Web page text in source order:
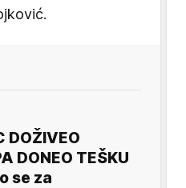
DOŽIVEO
DONEO TEŠKU
se za